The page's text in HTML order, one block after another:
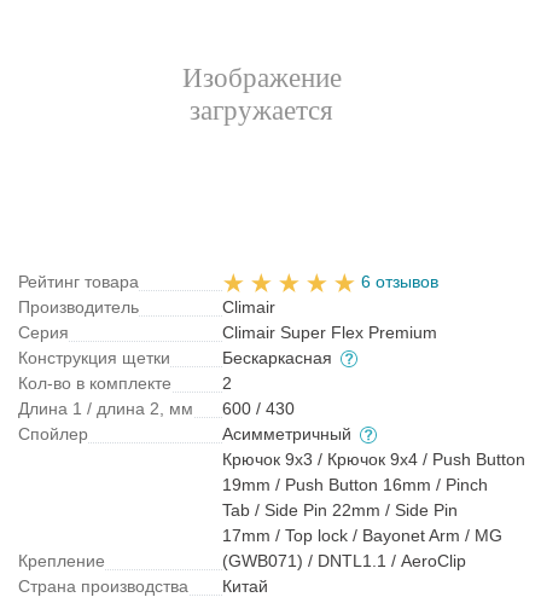
Рейтинг товара
6 отзывов
Производитель
Climair
Серия
Climair Super Flex Premium
Конструкция щетки
Бескаркасная
Кол-во в комплекте
2
Длина 1 / длина 2, мм
600 / 430
Спойлер
Асимметричный
Крепление
Крючок 9x3 / Крючок 9x4 / Push Button
19mm / Push Button 16mm / Pinch
Tab / Side Pin 22mm / Side Pin
17mm / Top lock / Bayonet Arm / MG
(GWB071) / DNTL1.1 / AeroClip
Страна производства
Китай